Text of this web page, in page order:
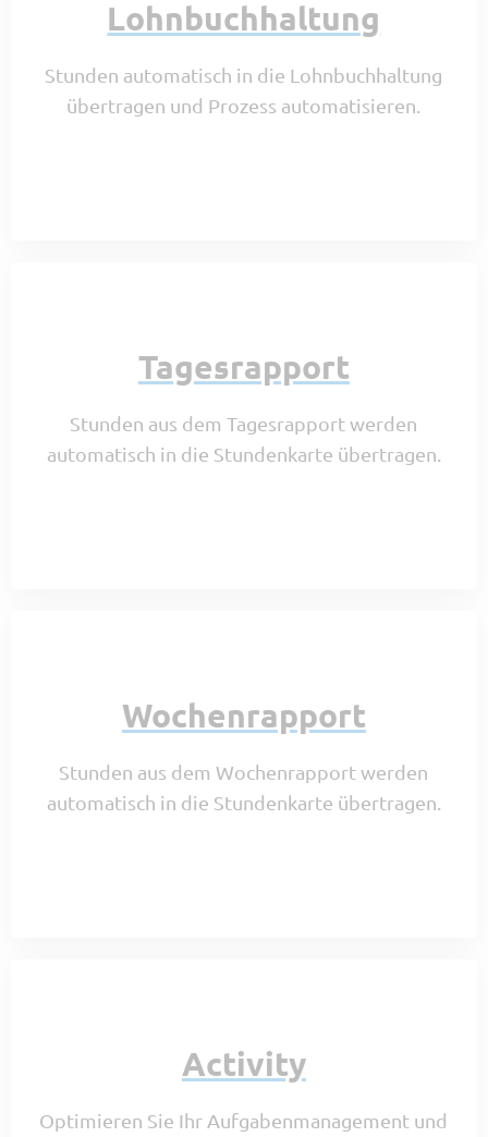
Lohnbuchhaltung
Stunden automatisch in die Lohnbuchhaltung
übertragen und Prozess automatisieren.
Tagesrapport
Stunden aus dem Tagesrapport werden
automatisch in die Stundenkarte übertragen.
Wochenrapport
Stunden aus dem Wochenrapport werden
automatisch in die Stundenkarte übertragen.
Activity
Optimieren Sie Ihr Aufgabenmanagement und